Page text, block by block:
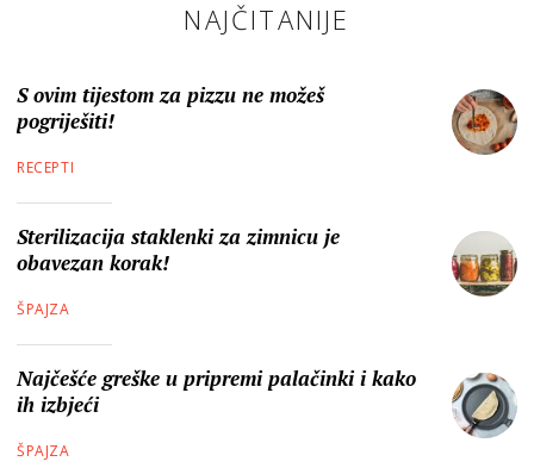
NAJČITANIJE
S ovim tijestom za pizzu ne možeš
pogriješiti!
RECEPTI
Sterilizacija staklenki za zimnicu je
obavezan korak!
ŠPAJZA
Najčešće greške u pripremi palačinki i kako
ih izbjeći
ŠPAJZA